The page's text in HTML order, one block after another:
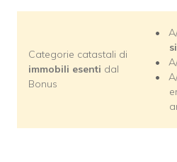
Categorie catastali di
immobili esenti dal
Bonus